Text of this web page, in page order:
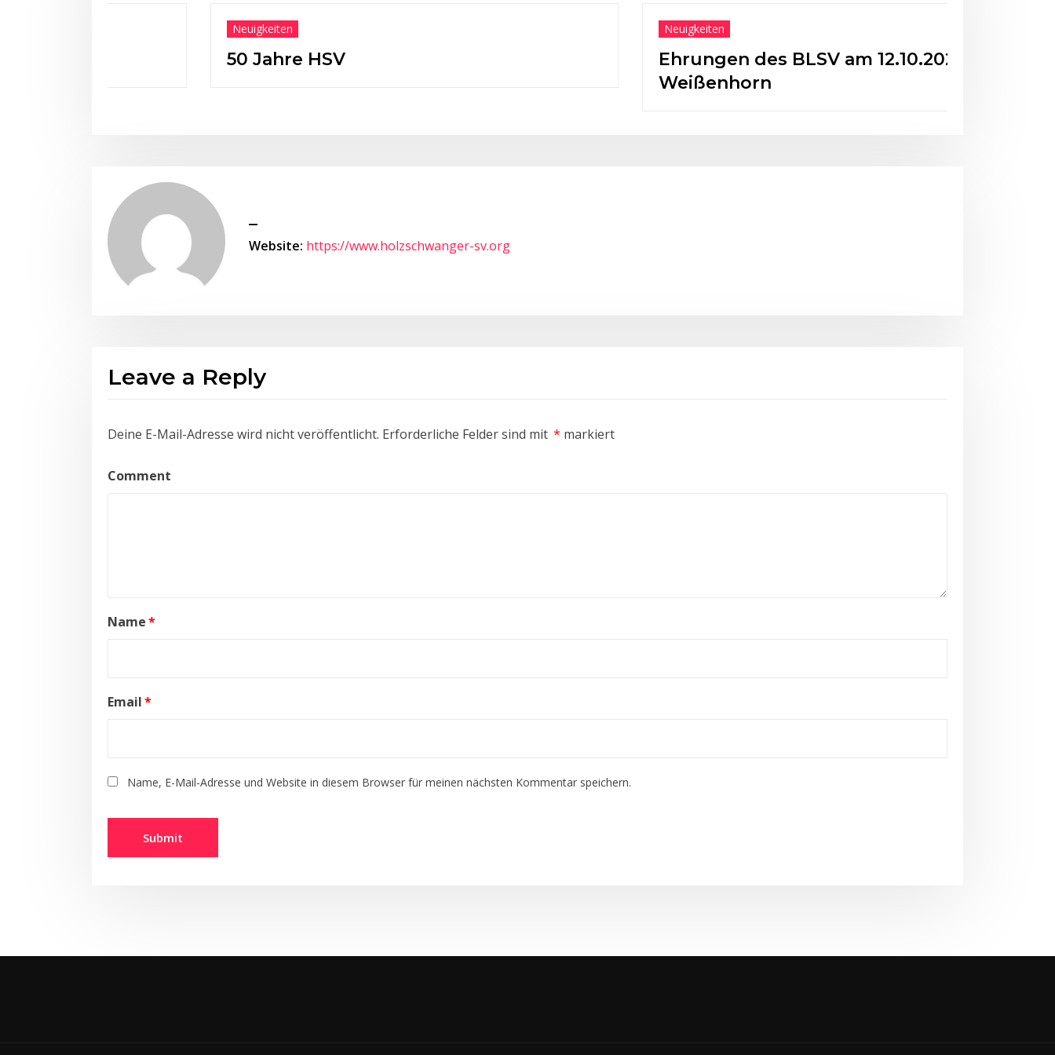
50 Jahre HSV
Ehrungen des BLSV am 12.10.2024 in
Weißenhorn
Website: https://www.holzschwanger-sv.org
Leave a Reply
Deine E-Mail-Adresse wird nicht veröffentlicht. Erforderliche Felder sind mit * markiert
Comment
Name*
Email*
Name, E-Mail-Adresse und Website in diesem Browser für meinen nächsten Kommentar speichern.